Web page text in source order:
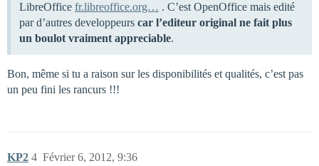
LibreOffice fr.libreoffice.org… . C’est OpenOffice mais edité
par d’autres developpeurs car l’editeur original ne fait plus
un boulot vraiment appreciable.
Bon, même si tu a raison sur les disponibilités et qualités, c’est pas
un peu fini les rancurs !!!
KP2 Février 6, 2012, 9:36
4